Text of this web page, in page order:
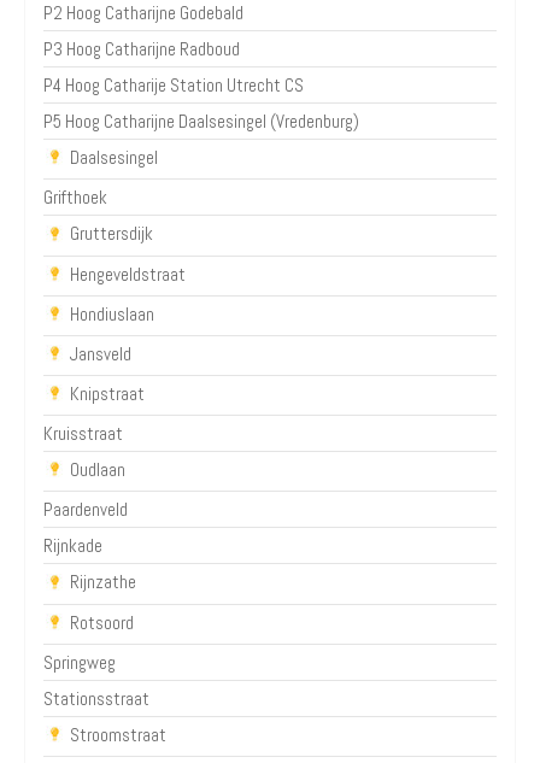
P2 Hoog Catharijne Godebald
P3 Hoog Catharijne Radboud
P4 Hoog Catharije Station Utrecht CS
P5 Hoog Catharijne Daalsesingel (Vredenburg)
Daalsesingel
Grifthoek
Gruttersdijk
Hengeveldstraat
Hondiuslaan
Jansveld
Knipstraat
Kruisstraat
Oudlaan
Paardenveld
Rijnkade
Rijnzathe
Rotsoord
Springweg
Stationsstraat
Stroomstraat